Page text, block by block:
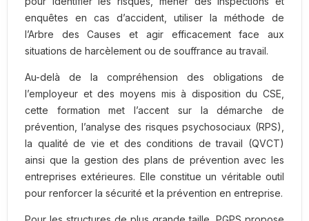
enquêtes en cas d’accident, utiliser la méthode de
l’Arbre des Causes et agir efficacement face aux
situations de harcèlement ou de souffrance au travail.
Au-delà de la compréhension des obligations de
l’employeur et des moyens mis à disposition du CSE,
cette formation met l’accent sur la démarche de
prévention, l’analyse des risques psychosociaux (RPS),
la qualité de vie et des conditions de travail (QVCT)
ainsi que la gestion des plans de prévention avec les
entreprises extérieures. Elle constitue un véritable outil
pour renforcer la sécurité et la prévention en entreprise.